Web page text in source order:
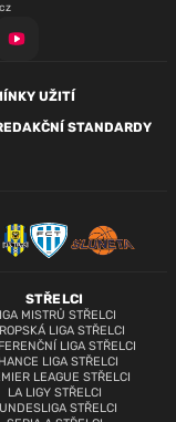
UŽITÍ
STANDARDY
STŘELCI
MISTRŮ STŘELCI
LIGA STŘELCI
LIGA STŘELCI
LIGA STŘELCI
LEAGUE STŘELCI
LA LIGY STŘELCI
STŘELCI